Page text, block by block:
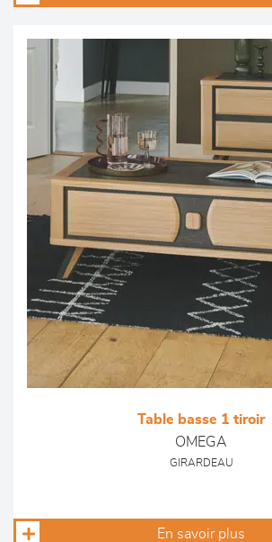
Table basse 1 tiroir
OMEGA
GIRARDEAU
En savoir plus